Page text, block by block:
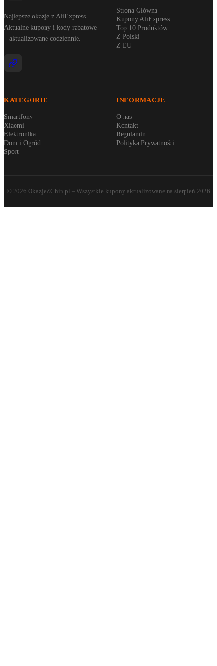
Najlepsze okazje z AliExpress.
Aktualne kupony i kody rabatowe
– aktualizowane codziennie.
Strona Główna
Kupony AliExpress
Top 10 Produktów
Z Polski
Z EU
KATEGORIE
Smartfony
Xiaomi
Elektronika
Dom i Ogród
Sport
INFORMACJE
O nas
Kontakt
Regulamin
Polityka Prywatności
© 2026 OkazjeZChin.pl – Wszystkie kupony aktualizowane na sierpień 2026